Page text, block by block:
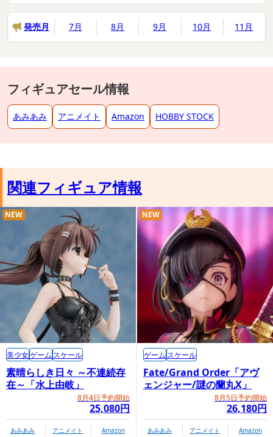
発売月 7月 8月 9月 10月 11月
フィギュアセール情報
あみあみ アニメイト Amazon HOBBY STOCK
関連フィギュア情報
素晴らしき日々 ～不連続存
在～「水上由岐」
8月4日予約開始
25,080円
NEW
美少女ゲーム スケール
あみあみ アニメイト Amazon
Fate/Grand Order「アヴ
ェンジャー/謎の蘭丸X」
8月5日予約開始
26,180円
NEW
ゲーム スケール
あみあみ アニメイト Amazon